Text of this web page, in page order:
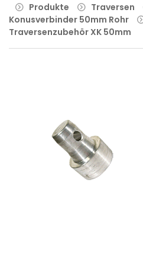
Produkte
Traversen
Konusverbinder 50mm Rohr
Traversenzubehör XK 50mm